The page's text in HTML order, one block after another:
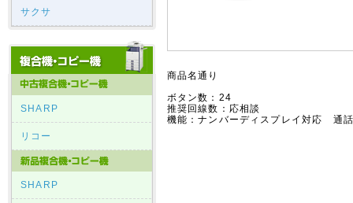
サクサ
SHARP
リコー
SHARP
商品名通り
ボタン数：24
推奨回線数：応相談
機能：ナンバーディスプレイ対応 通